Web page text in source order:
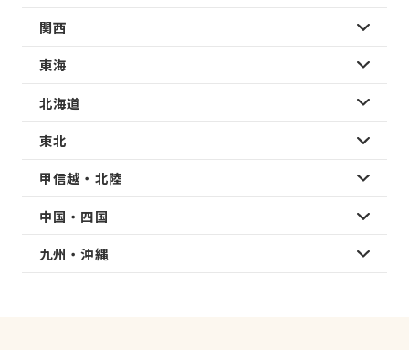
関西
東海
北海道
東北
甲信越・北陸
中国・四国
九州・沖縄